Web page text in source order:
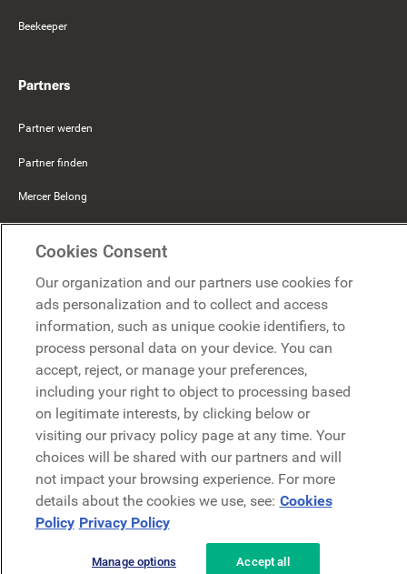
Beekeeper
Partners
Partner werden
Partner finden
Mercer Belong
Demo anfragen
Demo anfragen
Kontakt
Datenschutzerklärung
Cookies Consent
Our organization and our partners use cookies for
ads personalization and to collect and access
information, such as unique cookie identifiers, to
process personal data on your device. You can
accept, reject, or manage your preferences,
including your right to object to processing based
on legitimate interests, by clicking below or
visiting our privacy policy page at any time. Your
choices will be shared with our partners and will
not impact your browsing experience. For more
details about the cookies we use, see: Cookies
Policy Privacy Policy
Manage options Accept all